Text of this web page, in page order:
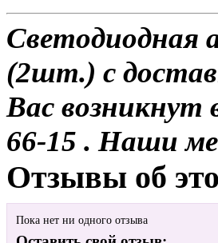
Светодиодная
(2шт.) с
Вас возникнут
66-15 . Наши
Отзывы об
Пока нет ни одного отзыва